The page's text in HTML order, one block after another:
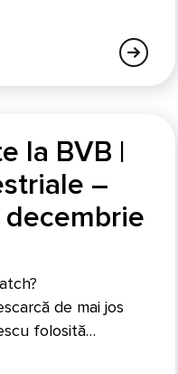
la BVB |
–
decembrie
de mai jos
folosită…